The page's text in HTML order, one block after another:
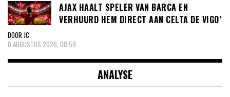
AJAX HAALT SPELER VAN BARCA EN
VERHUURD HEM DIRECT AAN CELTA DE VIGO’
DOOR JC
8 AUGUSTUS 2026, 08:59
ANALYSE